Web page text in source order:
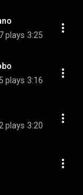
plays 3:25
plays 3:16
plays 3:20